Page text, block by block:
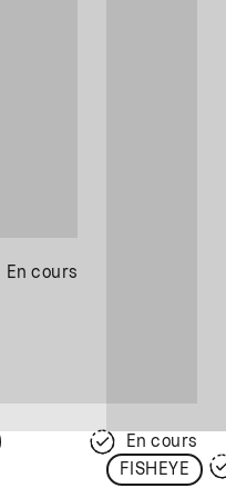
En cours
En cours
FISHEYE